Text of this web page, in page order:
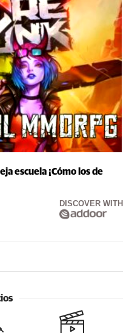
escuela ¡Cómo los de
DISCOVER WITH